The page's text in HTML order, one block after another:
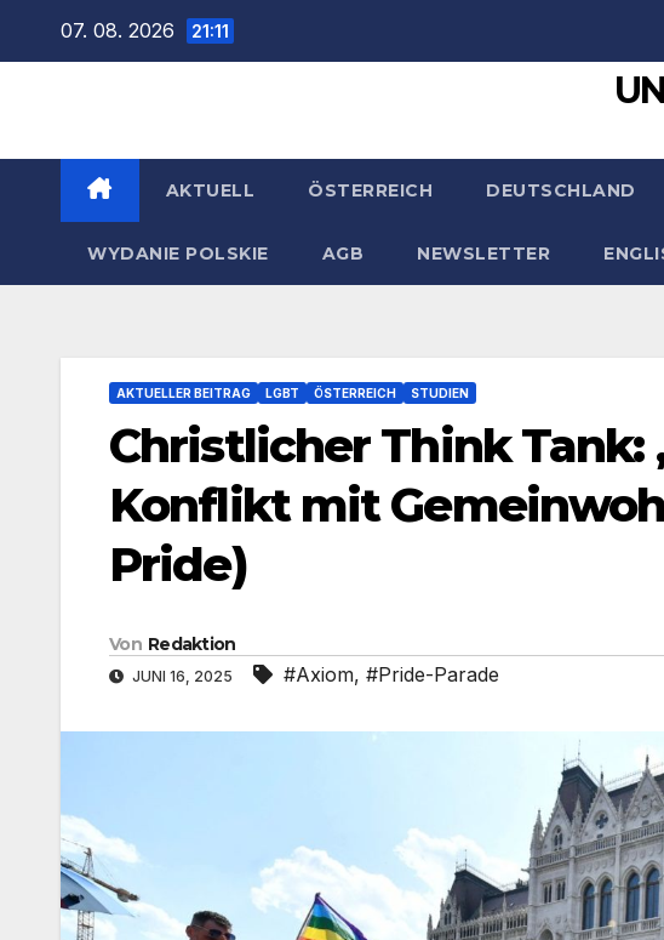
07. 08. 2026 21:11
AKTUELL ÖSTERREICH DEUTSCHLAND
WYDANIE POLSKIE AGB NEWSLETTER
AKTUELLER BEITRAG LGBT ÖSTERREICH STUDIEN
Christlicher Think Tank:
Konflikt mit
Pride)
Von Redaktion
JUNI 16, 2025 #Axiom, #Pride-Parade